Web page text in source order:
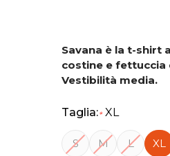
Savana è la t-shirt
costine e
Vestibilità media.
Taglia:* XL
S M L XL